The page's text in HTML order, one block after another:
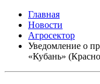
Главная
Новости
Агросектор
Уведомление о
«Кубань»